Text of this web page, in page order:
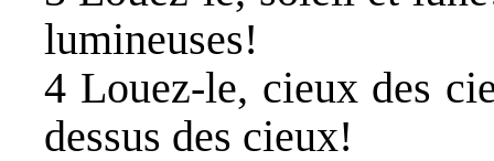
lumineuses!
4 Louez-le, cieux des
dessus des cieux!